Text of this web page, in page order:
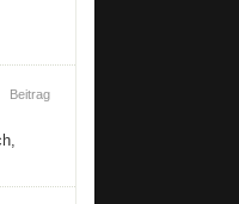
Beitrag